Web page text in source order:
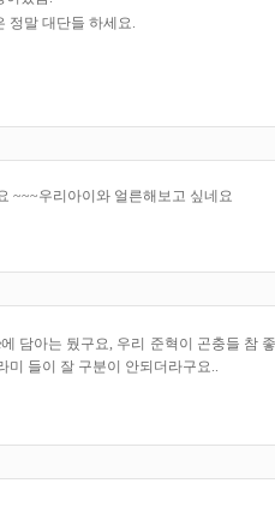
정말 대단들 하세요.
~~~우리아이와 얼른해보고 싶네요
담아는 뒀구요, 우리 준혁이 곤충들 참
미 들이 잘 구분이 안되더라구요..